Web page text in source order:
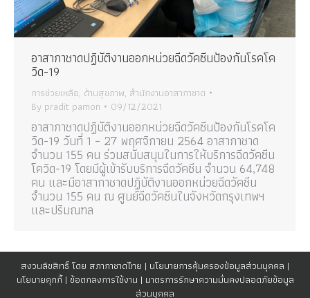
อาสากาชาดปฏิบัติงานออกหน่วยฉีดวัคซีนป้องกันโรคโค
วิด-19
การช่วยเหลือ, ด้านสุขภาพ, สำนักงานอาสากาชาด
By pradit pamon 09/12/2021
อาสากาชาดปฏิบัติงานออกหน่วยฉีดวัคซีนป้องกันโรคโค
วิด-19 วันที่ 1 – 27 พฤศจิกายน 2564 อาสากาชาด
จำนวน 155 คน ร่วมสนับสนุนในการให้บริการฉีดวัคซีน
โควิด-19 โดยมีผู้เข้ารับบริการฉีดวัคซีน จำนวน 64,748
คน และมีอาสากาชาดปฏิบัติงานออกหน่วยฉีดวัคซีน
จำนวน 155 คน ณ ศูนย์ฉีดวัคซีนในจังหวัดกรุงเทพฯ
และปริมณฑล
สงวนลิขสิทธิ์ โดย สภากาชาดไทย | นโยบายการคุ้มครองข้อมูลส่วนบุคคล |
นโยบายคุกกี้| ข้อตกลงการใช้งาน | มาตรการรักษาความมั่นคงปลอดภัยข้อมูล
ส่วนบุคคล